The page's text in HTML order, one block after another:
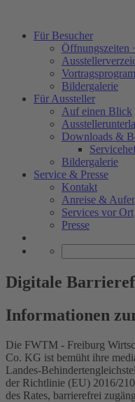
Für Besucher
Öffnungszeiten
Bildergalerie
Für Aussteller
Auf einen Blick
Downloads &
Bildergalerie
Service & Presse
Kontakt
Anreise &
Services vor Ort
Presse
Digitale
Informationen
Die FWTM - Freiburg
Co. KG ist bemüht ihre
Landes-
der Richtlinie (EU) 2016/
des Rates, barrierefrei